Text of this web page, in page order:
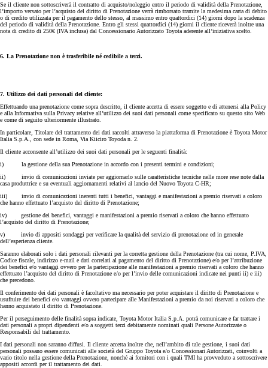
Se il cliente non sottoscriverà il contratto di acquisto/noleggio entro il periodo di validità della Prenotazione,
l’importo versato per l’acquisto del diritto di Prenotazione verrà rimborsato tramite la medesima carta di debito
o di credito utilizzata per il pagamento dello stesso, al massimo entro quattordici (14) giorni dopo la scadenza
del periodo di validità della Prenotazione. Entro gli stessi quattordici (14) giorni il cliente riceverà inoltre una
nota di credito di 250€ (IVA inclusa) dal Concessionario Autorizzato Toyota aderente all’iniziativa scelto.
6. La Prenotazione non è trasferibile né cedibile a terzi.
7. Utilizzo dei dati personali del cliente:
Effettuando una prenotazione come sopra descritto, il cliente accetta di essere soggetto e di attenersi alla Policy
e alla Informativa sulla Privacy relative all’utilizzo dei suoi dati personali come specificato su questo sito Web
e come di seguito ulteriormente illustrato.
In particolare, Titolare del trattamento dei dati raccolti attraverso la piattaforma di Prenotazione è Toyota Motor
Italia S.p.A., con sede in Roma, Via Kiiciro Toyoda n. 2.
Il cliente acconsente all’utilizzo dei suoi dati personali per le seguenti finalità:
i) la gestione della sua Prenotazione in accordo con i presenti termini e condizioni;
ii) invio di comunicazioni inviate per aggiornarlo sulle caratteristiche tecniche nelle more rese note dalla
casa produttrice e su eventuali aggiornamenti relativi al lancio del Nuovo Toyota C-HR;
iii) invio di comunicazioni inerenti tutti i benefici, vantaggi e manifestazioni a premio riservati a coloro
che hanno effettuato l’acquisto del diritto di Prenotazione;
iv) gestione dei benefici, vantaggi e manifestazioni a premio riservati a coloro che hanno effettuato
l’acquisto del diritto di Prenotazione;
v) invio di appositi sondaggi per verificare la qualità del servizio di prenotazione ed in generale
dell’esperienza cliente.
Saranno elaborati solo i dati personali rilevanti per la corretta gestione della Prenotazione (tra cui nome, P.IVA,
Codice fiscale, indirizzo e-mail e dati correlati al pagamento del diritto di Prenotazione) e/o per l’attribuzione
dei benefici e/o vantaggi ovvero per la partecipazione alle manifestazioni a premio riservati a coloro che hanno
effettuato l’acquisto del diritto di Prenotazione e/o per l’invio delle comunicazioni indicate nei punti ii) e iii)
che precedono.
Il conferimento dei dati personali è facoltativo ma necessario per poter acquistare il diritto di Prenotazione e
usufruire dei benefici e/o vantaggi ovvero partecipare alle Manifestazioni a premio da noi riservati a coloro che
hanno acquistato il diritto di Prenotazione.
Per il perseguimento delle finalità sopra indicate, Toyota Motor Italia S.p.A. potrà comunicare e far trattare i
dati personali a propri dipendenti e/o a soggetti terzi debitamente nominati quali Persone Autorizzate o
Responsabili del trattamento.
I dati personali non saranno diffusi. Il cliente accetta inoltre che, nell’ambito di tale gestione, i suoi dati
personali possano essere comunicati alle società del Gruppo Toyota e/o Concessionari Autorizzati, coinvolti a
vario titolo nella gestione della Prenotazione, nonché ai fornitori con i quali TMI ha provveduto a sottoscrivere
appositi accordi per il trattamento dei dati.